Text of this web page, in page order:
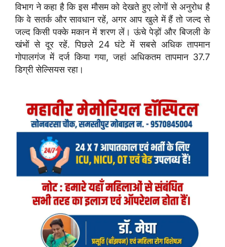
विभाग ने कहा है कि इस मौसम को देखते हुए लोगों से अनुरोध है
कि वे सतर्क और सावधान रहें, अगर आप खुले में हैं तो जल्द से
जल्द किसी पक्के मकान में शरण लें। ऊंचे पेड़ों और बिजली के
खंभों से दूर रहें. पिछले 24 घंटे में सबसे अधिक तापमान
गोपालगंज में दर्ज किया गया, जहां अधिकतम तापमान 37.7
डिग्री सेल्सियस रहा।